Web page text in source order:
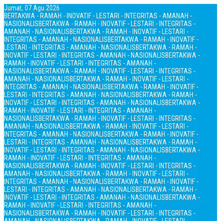
Jumat, 07 Agu 2026
BERTAKWA - RAMAH - INOVATIF - LESTARI - INTEGRITAS - AMANAH -
NASIONALISBERTAKWA - RAMAH - INOVATIF - LESTARI - INTEGRITAS -
AMANAH - NASIONALISBERTAKWA - RAMAH - INOVATIF - LESTARI -
INTEGRITAS - AMANAH - NASIONALISBERTAKWA - RAMAH - INOVATIF -
LESTARI - INTEGRITAS - AMANAH - NASIONALISBERTAKWA - RAMAH -
INOVATIF - LESTARI - INTEGRITAS - AMANAH - NASIONALISBERTAKWA -
RAMAH - INOVATIF - LESTARI - INTEGRITAS - AMANAH -
NASIONALISBERTAKWA - RAMAH - INOVATIF - LESTARI - INTEGRITAS -
AMANAH - NASIONALISBERTAKWA - RAMAH - INOVATIF - LESTARI -
INTEGRITAS - AMANAH - NASIONALISBERTAKWA - RAMAH - INOVATIF -
LESTARI - INTEGRITAS - AMANAH - NASIONALISBERTAKWA - RAMAH -
INOVATIF - LESTARI - INTEGRITAS - AMANAH - NASIONALISBERTAKWA -
RAMAH - INOVATIF - LESTARI - INTEGRITAS - AMANAH -
NASIONALISBERTAKWA - RAMAH - INOVATIF - LESTARI - INTEGRITAS -
AMANAH - NASIONALISBERTAKWA - RAMAH - INOVATIF - LESTARI -
INTEGRITAS - AMANAH - NASIONALISBERTAKWA - RAMAH - INOVATIF -
LESTARI - INTEGRITAS - AMANAH - NASIONALISBERTAKWA - RAMAH -
INOVATIF - LESTARI - INTEGRITAS - AMANAH - NASIONALISBERTAKWA -
RAMAH - INOVATIF - LESTARI - INTEGRITAS - AMANAH -
NASIONALISBERTAKWA - RAMAH - INOVATIF - LESTARI - INTEGRITAS -
AMANAH - NASIONALISBERTAKWA - RAMAH - INOVATIF - LESTARI -
INTEGRITAS - AMANAH - NASIONALISBERTAKWA - RAMAH - INOVATIF -
LESTARI - INTEGRITAS - AMANAH - NASIONALISBERTAKWA - RAMAH -
INOVATIF - LESTARI - INTEGRITAS - AMANAH - NASIONALISBERTAKWA -
RAMAH - INOVATIF - LESTARI - INTEGRITAS - AMANAH -
NASIONALISBERTAKWA - RAMAH - INOVATIF - LESTARI - INTEGRITAS -